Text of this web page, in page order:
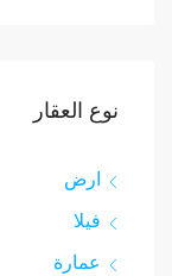
نوع العقار
ارض
فيلا
عمارة